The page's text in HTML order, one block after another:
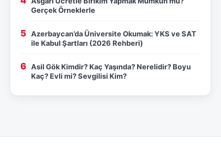
Gerçek Örneklerle
Azerbaycan’da Üniversite Okumak: YKS ve SAT
ile Kabul Şartları (2026 Rehberi)
Asil Gök Kimdir? Kaç Yaşında? Nerelidir? Boyu
Kaç? Evli mi? Sevgilisi Kim?